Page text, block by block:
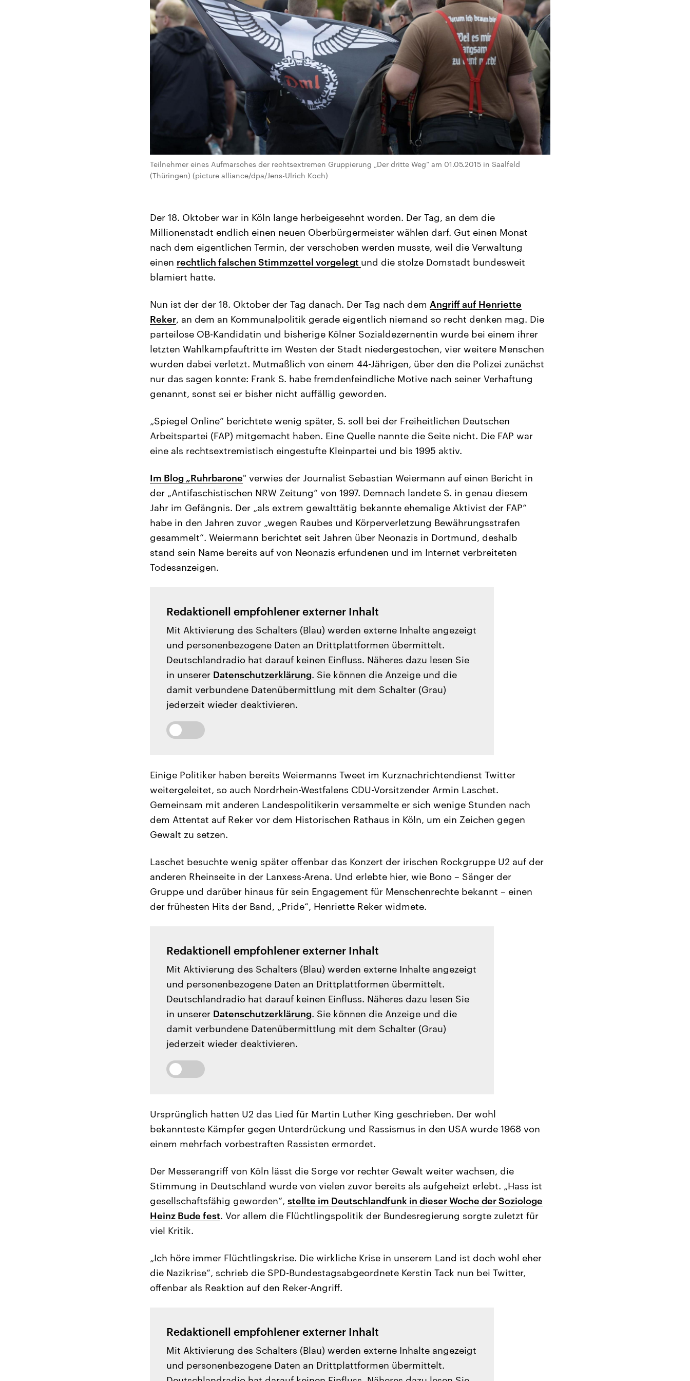
Teilnehmer eines Aufmarsches der rechtsextremen Gruppierung „Der dritte Weg“ am 01.05.2015 in Saalfeld
(Thüringen) (picture alliance/dpa/Jens-Ulrich Koch)
Der 18. Oktober war in Köln lange herbeigesehnt worden. Der Tag, an dem die
Millionenstadt endlich einen neuen Oberbürgermeister wählen darf. Gut einen Monat
nach dem eigentlichen Termin, der verschoben werden musste, weil die Verwaltung
einen rechtlich falschen Stimmzettel vorgelegt und die stolze Domstadt bundesweit
blamiert hatte.
Nun ist der der 18. Oktober der Tag danach. Der Tag nach dem Angriff auf Henriette
Reker, an dem an Kommunalpolitik gerade eigentlich niemand so recht denken mag. Die
parteilose OB-Kandidatin und bisherige Kölner Sozialdezernentin wurde bei einem ihrer
letzten Wahlkampfauftritte im Westen der Stadt niedergestochen, vier weitere Menschen
wurden dabei verletzt. Mutmaßlich von einem 44-Jährigen, über den die Polizei zunächst
nur das sagen konnte: Frank S. habe fremdenfeindliche Motive nach seiner Verhaftung
genannt, sonst sei er bisher nicht auffällig geworden.
„Spiegel Online“ berichtete wenig später, S. soll bei der Freiheitlichen Deutschen
Arbeitspartei (FAP) mitgemacht haben. Eine Quelle nannte die Seite nicht. Die FAP war
eine als rechtsextremistisch eingestufte Kleinpartei und bis 1995 aktiv.
Im Blog „Ruhrbarone" verwies der Journalist Sebastian Weiermann auf einen Bericht in
der „Antifaschistischen NRW Zeitung“ von 1997. Demnach landete S. in genau diesem
Jahr im Gefängnis. Der „als extrem gewalttätig bekannte ehemalige Aktivist der FAP“
habe in den Jahren zuvor „wegen Raubes und Körperverletzung Bewährungsstrafen
gesammelt“. Weiermann berichtet seit Jahren über Neonazis in Dortmund, deshalb
stand sein Name bereits auf von Neonazis erfundenen und im Internet verbreiteten
Todesanzeigen.
Redaktionell empfohlener externer Inhalt
Mit Aktivierung des Schalters (Blau) werden externe Inhalte angezeigt
und personenbezogene Daten an Drittplattformen übermittelt.
Deutschlandradio hat darauf keinen Einfluss. Näheres dazu lesen Sie
in unserer Datenschutzerklärung. Sie können die Anzeige und die
damit verbundene Datenübermittlung mit dem Schalter (Grau)
jederzeit wieder deaktivieren.
Einige Politiker haben bereits Weiermanns Tweet im Kurznachrichtendienst Twitter
weitergeleitet, so auch Nordrhein-Westfalens CDU-Vorsitzender Armin Laschet.
Gemeinsam mit anderen Landespolitikerin versammelte er sich wenige Stunden nach
dem Attentat auf Reker vor dem Historischen Rathaus in Köln, um ein Zeichen gegen
Gewalt zu setzen.
Laschet besuchte wenig später offenbar das Konzert der irischen Rockgruppe U2 auf der
anderen Rheinseite in der Lanxess-Arena. Und erlebte hier, wie Bono – Sänger der
Gruppe und darüber hinaus für sein Engagement für Menschenrechte bekannt – einen
der frühesten Hits der Band, „Pride“, Henriette Reker widmete.
Redaktionell empfohlener externer Inhalt
Mit Aktivierung des Schalters (Blau) werden externe Inhalte angezeigt
und personenbezogene Daten an Drittplattformen übermittelt.
Deutschlandradio hat darauf keinen Einfluss. Näheres dazu lesen Sie
in unserer Datenschutzerklärung. Sie können die Anzeige und die
damit verbundene Datenübermittlung mit dem Schalter (Grau)
jederzeit wieder deaktivieren.
Ursprünglich hatten U2 das Lied für Martin Luther King geschrieben. Der wohl
bekannteste Kämpfer gegen Unterdrückung und Rassismus in den USA wurde 1968 von
einem mehrfach vorbestraften Rassisten ermordet.
Der Messerangriff von Köln lässt die Sorge vor rechter Gewalt weiter wachsen, die
Stimmung in Deutschland wurde von vielen zuvor bereits als aufgeheizt erlebt. „Hass ist
gesellschaftsfähig geworden“, stellte im Deutschlandfunk in dieser Woche der Soziologe
Heinz Bude fest. Vor allem die Flüchtlingspolitik der Bundesregierung sorgte zuletzt für
viel Kritik.
„Ich höre immer Flüchtlingskrise. Die wirkliche Krise in unserem Land ist doch wohl eher
die Nazikrise“, schrieb die SPD-Bundestagsabgeordnete Kerstin Tack nun bei Twitter,
offenbar als Reaktion auf den Reker-Angriff.
Redaktionell empfohlener externer Inhalt
Mit Aktivierung des Schalters (Blau) werden externe Inhalte angezeigt
und personenbezogene Daten an Drittplattformen übermittelt.